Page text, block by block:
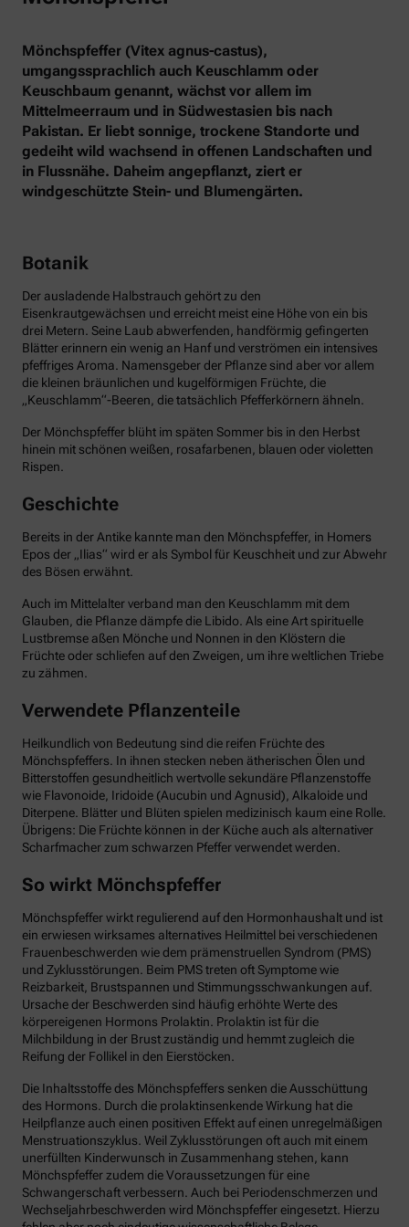
Mönchspfeffer (Vitex agnus-castus),
umgangssprachlich auch Keuschlamm oder
Keuschbaum genannt, wächst vor allem im
Mittelmeerraum und in Südwestasien bis nach
Pakistan. Er liebt sonnige, trockene Standorte und
gedeiht wild wachsend in offenen Landschaften und
in Flussnähe. Daheim angepflanzt, ziert er
windgeschützte Stein- und Blumengärten.
Botanik
Der ausladende Halbstrauch gehört zu den
Eisenkrautgewächsen und erreicht meist eine Höhe von ein bis
drei Metern. Seine Laub abwerfenden, handförmig gefingerten
Blätter erinnern ein wenig an Hanf und verströmen ein intensives
pfeffriges Aroma. Namensgeber der Pflanze sind aber vor allem
die kleinen bräunlichen und kugelförmigen Früchte, die
„Keuschlamm“-Beeren, die tatsächlich Pfefferkörnern ähneln.
Der Mönchspfeffer blüht im späten Sommer bis in den Herbst
hinein mit schönen weißen, rosafarbenen, blauen oder violetten
Rispen.
Geschichte
Bereits in der Antike kannte man den Mönchspfeffer, in Homers
Epos der „Ilias“ wird er als Symbol für Keuschheit und zur Abwehr
des Bösen erwähnt.
Auch im Mittelalter verband man den Keuschlamm mit dem
Glauben, die Pflanze dämpfe die Libido. Als eine Art spirituelle
Lustbremse aßen Mönche und Nonnen in den Klöstern die
Früchte oder schliefen auf den Zweigen, um ihre weltlichen Triebe
zu zähmen.
Verwendete Pflanzenteile
Heilkundlich von Bedeutung sind die reifen Früchte des
Mönchspfeffers. In ihnen stecken neben ätherischen Ölen und
Bitterstoffen gesundheitlich wertvolle sekundäre Pflanzenstoffe
wie Flavonoide, Iridoide (Aucubin und Agnusid), Alkaloide und
Diterpene. Blätter und Blüten spielen medizinisch kaum eine Rolle.
Übrigens: Die Früchte können in der Küche auch als alternativer
Scharfmacher zum schwarzen Pfeffer verwendet werden.
So wirkt Mönchspfeffer
Mönchspfeffer wirkt regulierend auf den Hormonhaushalt und ist
ein erwiesen wirksames alternatives Heilmittel bei verschiedenen
Frauenbeschwerden wie dem prämenstruellen Syndrom (PMS)
und Zyklusstörungen. Beim PMS treten oft Symptome wie
Reizbarkeit, Brustspannen und Stimmungsschwankungen auf.
Ursache der Beschwerden sind häufig erhöhte Werte des
körpereigenen Hormons Prolaktin. Prolaktin ist für die
Milchbildung in der Brust zuständig und hemmt zugleich die
Reifung der Follikel in den Eierstöcken.
Die Inhaltsstoffe des Mönchspfeffers senken die Ausschüttung
des Hormons. Durch die prolaktinsenkende Wirkung hat die
Heilpflanze auch einen positiven Effekt auf einen unregelmäßigen
Menstruationszyklus. Weil Zyklusstörungen oft auch mit einem
unerfüllten Kinderwunsch in Zusammenhang stehen, kann
Mönchspfeffer zudem die Voraussetzungen für eine
Schwangerschaft verbessern. Auch bei Periodenschmerzen und
Wechseljahrbeschwerden wird Mönchspfeffer eingesetzt. Hierzu